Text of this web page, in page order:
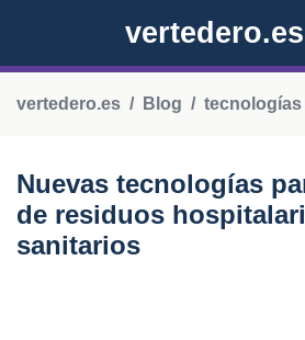
vertedero.es
vertedero.es Blog tecnologías
Nuevas tecnologías
de residuos
sanitarios